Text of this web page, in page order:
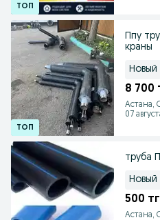
Ппу
краны
Новый
8 700
Астана,
07
труба
Новый
500
Астана,